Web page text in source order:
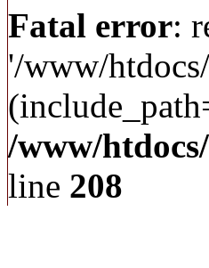
Fatal error:
'/www/
/www/
line 208